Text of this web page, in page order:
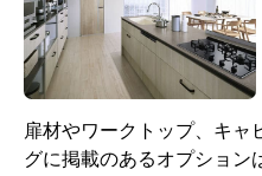
シングルレバー混合水栓
(ハンドル樹脂製)
標準仕様モデル
扉材やワークトップ、キャ
グに掲載のあるオプション